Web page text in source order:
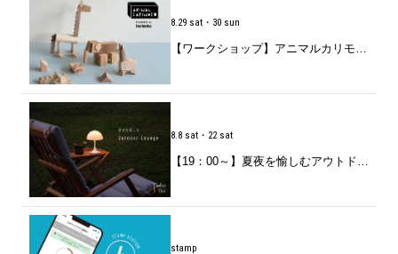
8.29 sat・30 sun
【ワークショップ】アニマルカリモク「家具の端材で動物をつくろう」開催のお知らせ
8.8 sat・22 sat
【19：00～】夏夜を愉しむアウトドアラウンジ
stamp